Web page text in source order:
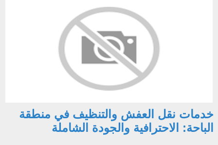
خدمات نقل العفش والتنظيف في منطقة
الباحة: الاحترافية والجودة الشاملة